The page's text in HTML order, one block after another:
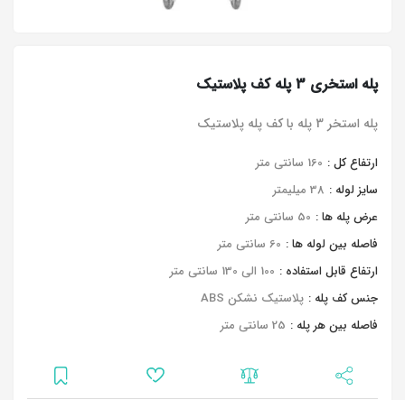
پله استخری 3 پله کف پلاستیک
پله استخر 3 پله با کف پله پلاستیک
ارتفاع کل : 160 سانتی متر
سایز لوله : 38 میلیمتر
عرض پله ها : 50 سانتی متر
فاصله بین لوله ها : 60 سانتی متر
ارتفاع قابل استفاده : 100 الی 130 سانتی متر
جنس کف پله : پلاستیک نشکن ABS
فاصله بین هر پله : 25 سانتی متر